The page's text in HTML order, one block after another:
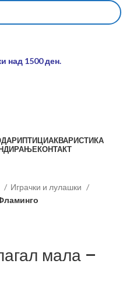
над 1500 ден.
ПТИЦИАКВАРИСТИКА
КОНТАКТ
Играчки и лулашки
мала –